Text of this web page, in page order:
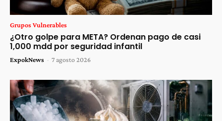
Grupos Vulnerables
¿Otro golpe para META? Ordenan pago de casi
1,000 mdd por seguridad infantil
ExpokNews - 7 agosto 2026